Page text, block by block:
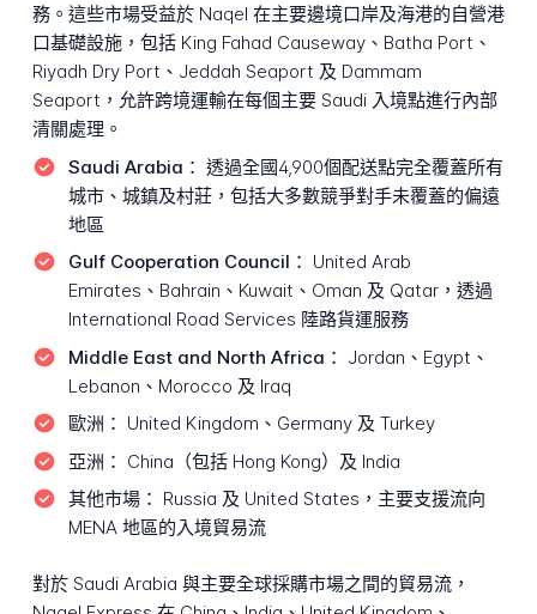
務。這些市場受益於 Naqel 在主要邊境口岸及海港的自營港
口基礎設施，包括 King Fahad Causeway、Batha Port、
Riyadh Dry Port、Jeddah Seaport 及 Dammam
Seaport，允許跨境運輸在每個主要 Saudi 入境點進行內部
清關處理。
Saudi Arabia： 透過全國4,900個配送點完全覆蓋所有
城市、城鎮及村莊，包括大多數競爭對手未覆蓋的偏遠
地區
Gulf Cooperation Council： United Arab
Emirates、Bahrain、Kuwait、Oman 及 Qatar，透過
International Road Services 陸路貨運服務
Middle East and North Africa： Jordan、Egypt、
Lebanon、Morocco 及 Iraq
歐洲： United Kingdom、Germany 及 Turkey
亞洲： China（包括 Hong Kong）及 India
其他市場： Russia 及 United States，主要支援流向
MENA 地區的入境貿易流
對於 Saudi Arabia 與主要全球採購市場之間的貿易流，